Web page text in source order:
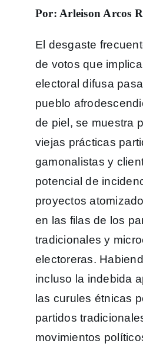
Por: Arleison Arcos
El desgaste
de votos que
electoral difusa
pueblo
de piel, se muestra
viejas prácticas
gamonalistas y
potencial de
proyectos
en las filas de los
tradicionales y
electoreras.
incluso la indebida
las curules étnicas
partidos
movimientos